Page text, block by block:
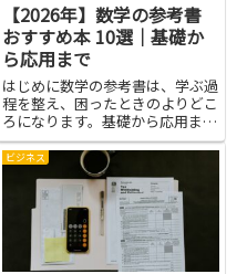
【2026年】数学の参考書
おすすめ本 10選｜基礎か
ら応用まで
はじめに数学の参考書は、学ぶ過
程を整え、困ったときのよりどこ
ろになります。基礎から応用まで
を扱う教材は、公式の意味を丁寧
に解き明かし、練習問題を通して
理解を確かめる手助けをしてくれ
ます。初歩のつまずきを繰り返さ
ず、段階的に力をつけやすいの
ビジネス